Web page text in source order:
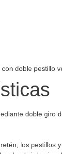
doble pestillo
doble giro
los pestillos